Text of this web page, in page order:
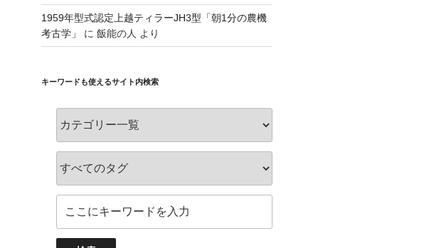
1959年型式認定上越ティラーJH3型「朝1分の農機
考古学」
に 飯能の人 より
キーワードも使えるサイト内検索